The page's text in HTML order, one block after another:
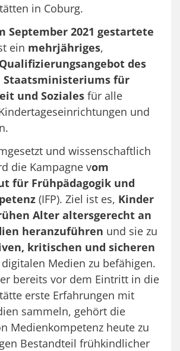
in Coburg.
September 2021 gestartete
ein mehrjähriges,
Qualifizierungsangebot des
Staatsministeriums für
und Soziales für alle
und
und wissenschaftlich
die Kampagne vom
für Frühpädagogik und
(IFP). Ziel ist es, Kinder
Alter altersgerecht an
heranzuführen und sie zu
kritischen und sicheren
Medien zu befähigen.
bereits vor dem Eintritt in die
erste Erfahrungen mit
sammeln, gehört die
Medienkompetenz heute zu
Bestandteil frühkindlicher